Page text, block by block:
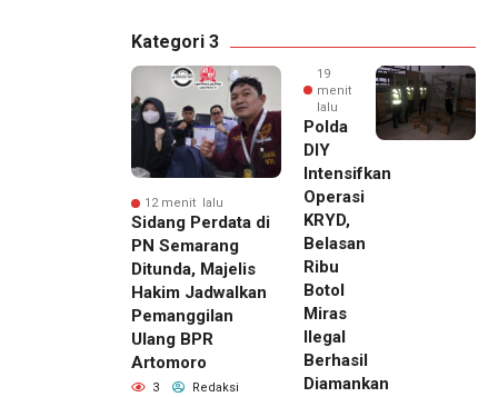
Kategori 3
12 menit lalu
Sidang Perdata di
PN Semarang
Ditunda, Majelis
Hakim Jadwalkan
Pemanggilan
Ulang BPR
Artomoro
3 Redaksi
19
menit
lalu
Polda
DIY
Intensifkan
Operasi
KRYD,
Belasan
Ribu
Botol
Miras
Ilegal
Berhasil
Diamankan